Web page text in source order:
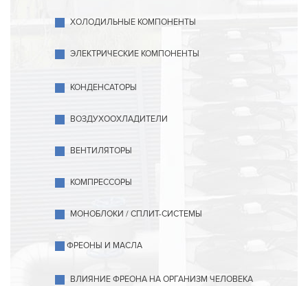
ХОЛОДИЛЬНЫЕ КОМПОНЕНТЫ
ЭЛЕКТРИЧЕСКИЕ КОМПОНЕНТЫ
КОНДЕНСАТОРЫ
ВОЗДУХООХЛАДИТЕЛИ
ВЕНТИЛЯТОРЫ
КОМПРЕССОРЫ
МОНОБЛОКИ / СПЛИТ-СИСТЕМЫ
ФРЕОНЫ И МАСЛА
ВЛИЯНИЕ ФРЕОНА НА ОРГАНИЗМ ЧЕЛОВЕКА